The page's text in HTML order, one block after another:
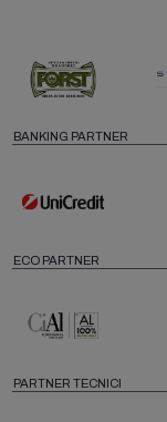
BANKING PARTNER
ECO PARTNER
PARTNER TECNICI